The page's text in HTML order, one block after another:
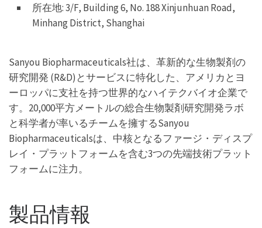
所在地: 3/F, Building 6, No. 188 Xinjunhuan Road,
Minhang District, Shanghai
Sanyou Biopharmaceuticals社は、革新的な生物製剤の
研究開発 (R&D)とサービスに特化した、アメリカとヨ
ーロッパに支社を持つ世界的なハイテクバイオ企業で
す。20,000平方メートルの総合生物製剤研究開発ラボ
と科学者が率いるチームを擁するSanyou
Biopharmaceuticalsは、中核となるファージ・ディスプ
レイ・プラットフォームを含む3つの先端技術プラット
フォームに注力。
製品情報